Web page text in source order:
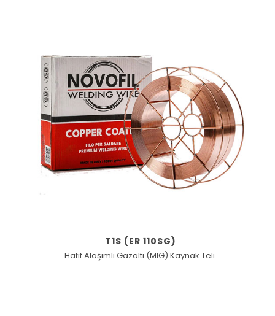
T1S (ER 110SG)
Hafif Alaşımlı Gazaltı (MIG) Kaynak Teli